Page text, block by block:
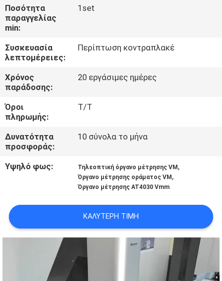
ΈΛΕΓΧΟΣ
ΕΠΙΚΟΙΝΩΝΉΣΤΕ
ΜΑΖΊ
ΜΑΣ
ΕΙΔΉΣΕΙΣ
ΥΠΟΘΈΣΕΙΣ
PRIVACY
Ποσότητα
παραγγελίας
min:
1set
Συσκευασία
λεπτομέρειες:
Περίπτωση κοντραπλακέ
Χρόνος
παράδοσης:
20 εργάσιμες ημέρες
Όροι
πληρωμής:
T/T
Δυνατότητα
προσφοράς:
10 σύνολα το μήνα
Υψηλό φως: Τηλεοπτική όργανο μέτρησης VM ,
Όργανο μέτρησης οράματος VM ,
Όργανο μέτρησης AT4030 Vmm
ΚΑΛΎΤΕΡΗ ΤΙΜΉ